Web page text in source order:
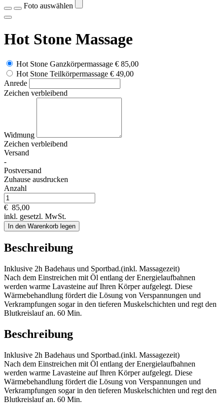
Foto auswählen
Hot Stone Massage
Hot Stone Ganzkörpermassage € 85,00
Hot Stone Teilkörpermassage € 49,00
Anrede
Zeichen verbleibend
Widmung
Zeichen verbleibend
Versand
-
Postversand
Zuhause ausdrucken
Anzahl
€ 85,00
inkl. gesetzl. MwSt.
In den Warenkorb legen
Beschreibung
Inklusive 2h Badehaus und Sportbad.(inkl. Massagezeit)
Nach dem Einstreichen mit Öl entlang der Energielaufbahnen
werden warme Lavasteine auf Ihren Körper aufgelegt. Diese
Wärmebehandlung fördert die Lösung von Verspannungen und
Verkrampfungen sogar in den tieferen Muskelschichten und regt den
Blutkreislauf an. 60 Min.
Beschreibung
Inklusive 2h Badehaus und Sportbad.(inkl. Massagezeit)
Nach dem Einstreichen mit Öl entlang der Energielaufbahnen
werden warme Lavasteine auf Ihren Körper aufgelegt. Diese
Wärmebehandlung fördert die Lösung von Verspannungen und
Verkrampfungen sogar in den tieferen Muskelschichten und regt den
Blutkreislauf an. 60 Min.